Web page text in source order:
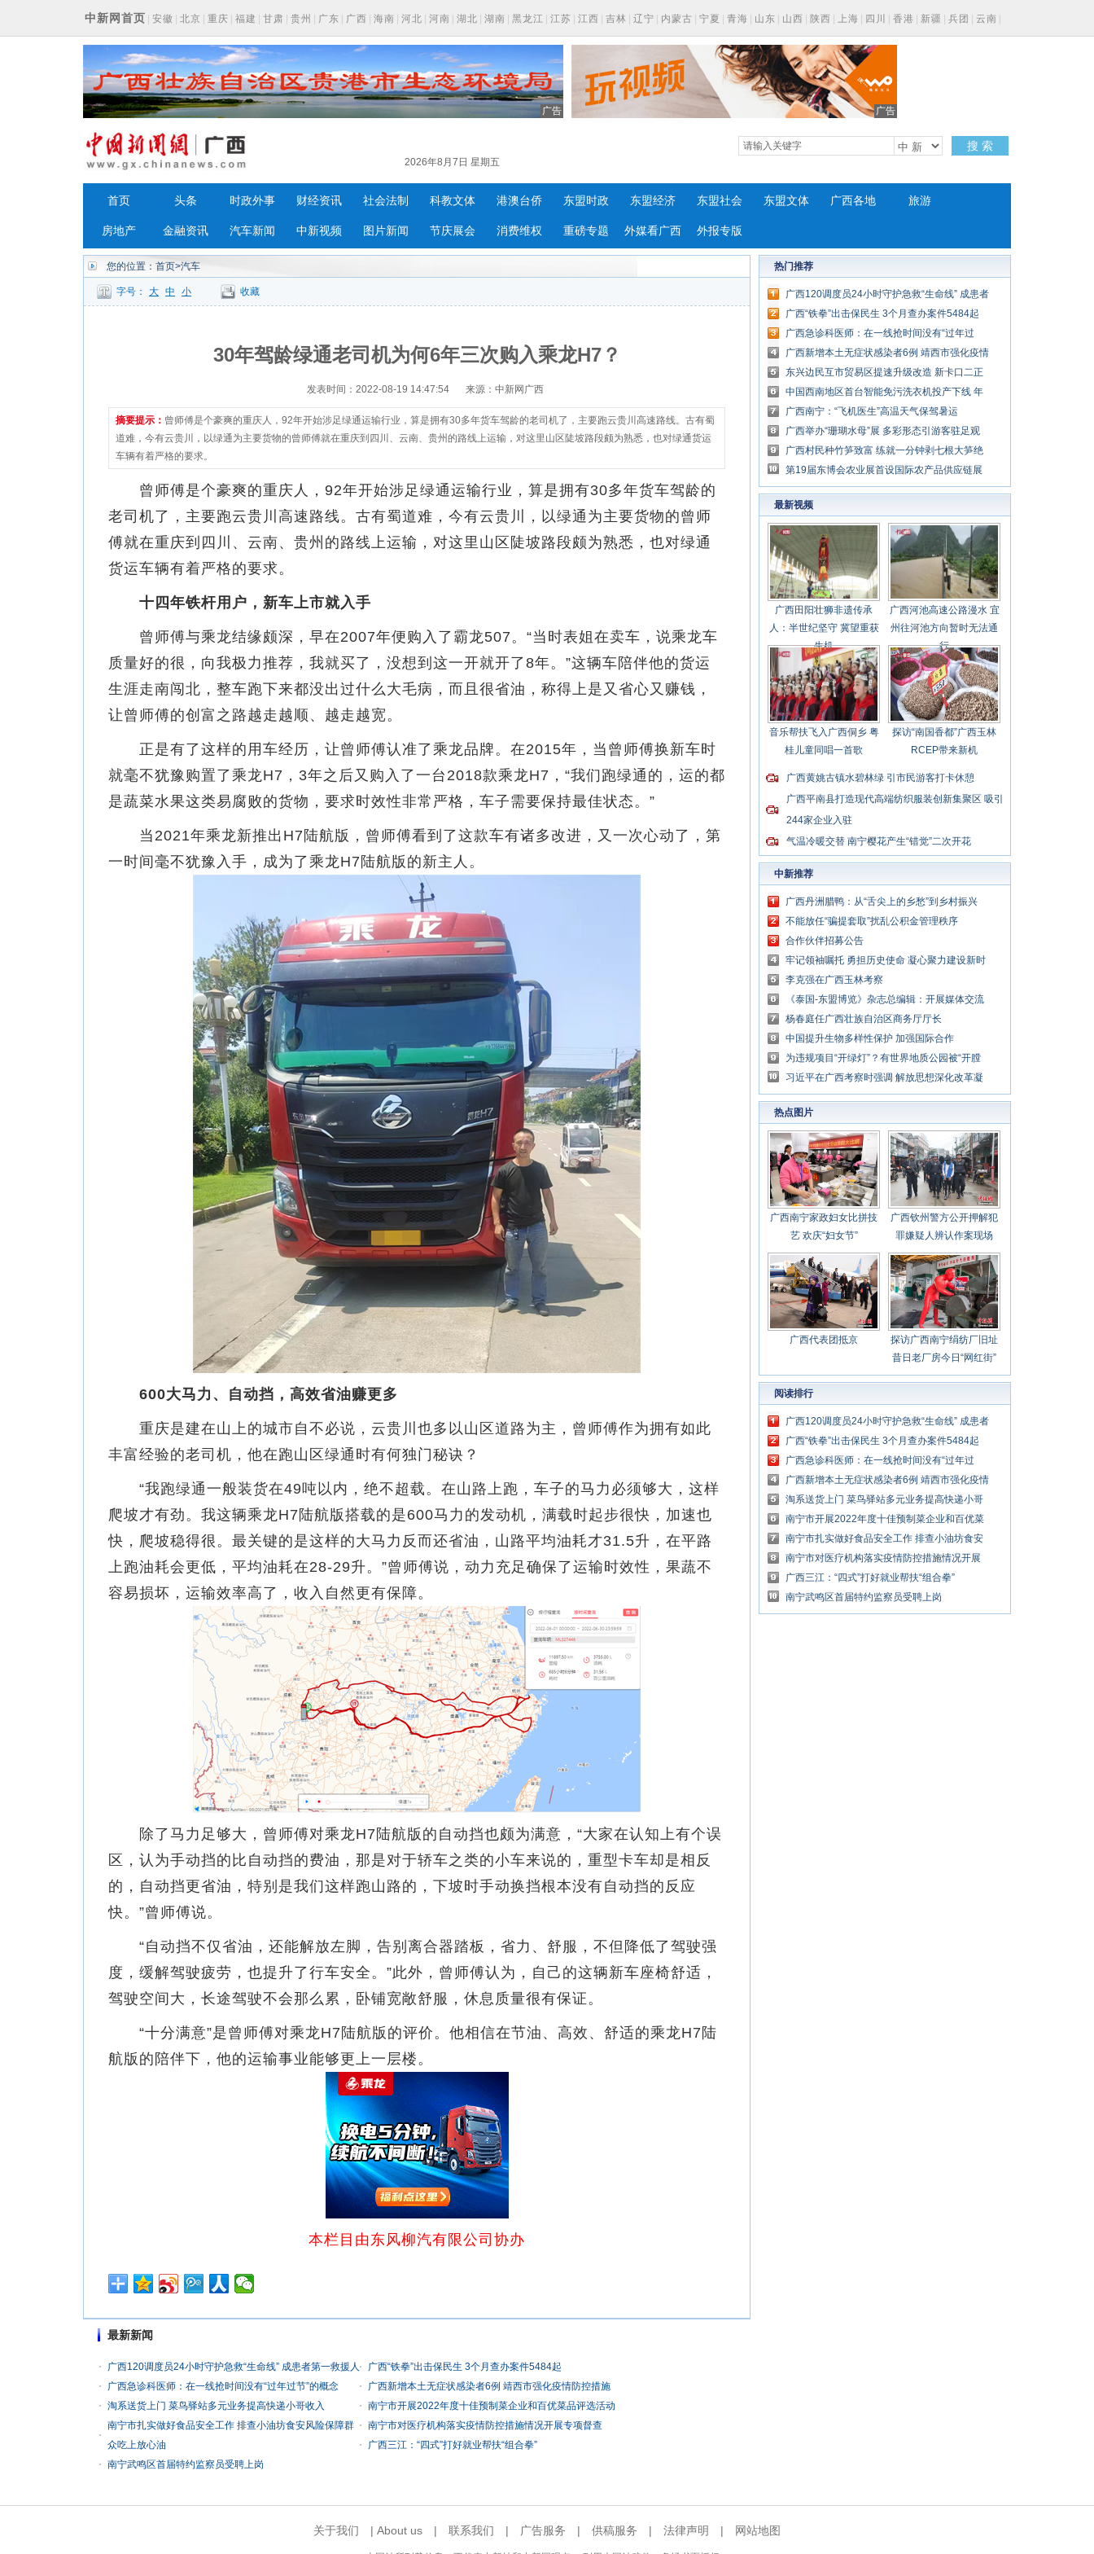
中新网首页 安徽 北京 重庆 福建 甘肃 贵州 广东 广西 海南 河北 河南 湖北 湖南 黑龙江 江苏 江西 吉林 辽宁 内蒙古 宁夏 青海 山东 山西 陕西 上海 四川 香港 新疆 兵团 云南
广告 广告
2026年8月7日 星期五
搜 索
首页 头条 时政外事 财经资讯 社会法制 科教文体 港澳台侨 东盟时政 东盟经济 东盟社会 东盟文体 广西各地 旅游
房地产 金融资讯 汽车新闻 中新视频 图片新闻 节庆展会 消费维权 重磅专题 外媒看广西 外报专版
您的位置： 首页>汽车
字号： 大 中 小 收藏
30年驾龄绿通老司机为何6年三次购入乘龙H7？
发表时间：2022-08-19 14:47:54 来源：中新网广西
摘要提示： 曾师傅是个豪爽的重庆人，92年开始涉足绿通运输行业，算是拥有30多年货车驾龄的老司机了，主要跑云贵川高速路线。古有蜀
道难，今有云贵川，以绿通为主要货物的曾师傅就在重庆到四川、云南、贵州的路线上运输，对这里山区陡坡路段颇为熟悉，也对绿通货运
车辆有着严格的要求。
曾师傅是个豪爽的重庆人，92年开始涉足绿通运输行业，算是拥有30多年货车驾龄的
老司机了，主要跑云贵川高速路线。古有蜀道难，今有云贵川，以绿通为主要货物的曾师
傅就在重庆到四川、云南、贵州的路线上运输，对这里山区陡坡路段颇为熟悉，也对绿通
货运车辆有着严格的要求。
十四年铁杆用户，新车上市就入手
曾师傅与乘龙结缘颇深，早在2007年便购入了霸龙507。“当时表姐在卖车，说乘龙车
质量好的很，向我极力推荐，我就买了，没想到这一开就开了8年。”这辆车陪伴他的货运
生涯走南闯北，整车跑下来都没出过什么大毛病，而且很省油，称得上是又省心又赚钱，
让曾师傅的创富之路越走越顺、越走越宽。
正是有了这样的用车经历，让曾师傅认准了乘龙品牌。在2015年，当曾师傅换新车时
就毫不犹豫购置了乘龙H7，3年之后又购入了一台2018款乘龙H7，“我们跑绿通的，运的都
是蔬菜水果这类易腐败的货物，要求时效性非常严格，车子需要保持最佳状态。”
当2021年乘龙新推出H7陆航版，曾师傅看到了这款车有诸多改进，又一次心动了，第
一时间毫不犹豫入手，成为了乘龙H7陆航版的新主人。
600大马力、自动挡，高效省油赚更多
重庆是建在山上的城市自不必说，云贵川也多以山区道路为主，曾师傅作为拥有如此
丰富经验的老司机，他在跑山区绿通时有何独门秘诀？
“我跑绿通一般装货在49吨以内，绝不超载。在山路上跑，车子的马力必须够大，这样
爬坡才有劲。我这辆乘龙H7陆航版搭载的是600马力的发动机，满载时起步很快，加速也
快，爬坡稳得很。最关键的是这样的大马力反而还省油，山路平均油耗才31.5升，在平路
上跑油耗会更低，平均油耗在28-29升。”曾师傅说，动力充足确保了运输时效性，果蔬不
容易损坏，运输效率高了，收入自然更有保障。
除了马力足够大，曾师傅对乘龙H7陆航版的自动挡也颇为满意，“大家在认知上有个误
区，认为手动挡的比自动挡的费油，那是对于轿车之类的小车来说的，重型卡车却是相反
的，自动挡更省油，特别是我们这样跑山路的，下坡时手动换挡根本没有自动挡的反应
快。”曾师傅说。
“自动挡不仅省油，还能解放左脚，告别离合器踏板，省力、舒服，不但降低了驾驶强
度，缓解驾驶疲劳，也提升了行车安全。”此外，曾师傅认为，自己的这辆新车座椅舒适，
驾驶空间大，长途驾驶不会那么累，卧铺宽敞舒服，休息质量很有保证。
“十分满意”是曾师傅对乘龙H7陆航版的评价。他相信在节油、高效、舒适的乘龙H7陆
航版的陪伴下，他的运输事业能够更上一层楼。
本栏目由东风柳汽有限公司协办
最新新闻
广西120调度员24小时守护急救“生命线” 成患者第一救援人
广西“铁拳”出击保民生 3个月查办案件5484起
广西急诊科医师：在一线抢时间没有“过年过节”的概念
广西新增本土无症状感染者6例 靖西市强化疫情防控措施
淘系送货上门 菜鸟驿站多元业务提高快递小哥收入
南宁市开展2022年度十佳预制菜企业和百优菜品评选活动
南宁市扎实做好食品安全工作 排查小油坊食安风险保障群
众吃上放心油
南宁市对医疗机构落实疫情防控措施情况开展专项督查
广西三江：“四式”打好就业帮扶“组合拳”
南宁武鸣区首届特约监察员受聘上岗
热门推荐
广西120调度员24小时守护急救“生命线” 成患者
第一救援人
广西“铁拳”出击保民生 3个月查办案件5484起
广西急诊科医师：在一线抢时间没有“过年过
节”的概念
广西新增本土无症状感染者6例 靖西市强化疫情
防控措施
东兴边民互市贸易区提速升级改造 新卡口二正
式投入使用
中国西南地区首台智能免污洗衣机投产下线 年
产值达20亿元
广西南宁：“飞机医生”高温天气保驾暑运
广西举办“珊瑚水母”展 多彩形态引游客驻足观
看
广西村民种竹笋致富 练就一分钟剥七根大笋绝
技
第19届东博会农业展首设国际农产品供应链展
区
最新视频
广西田阳壮狮非遗传承
人：半世纪坚守 冀望重获
生机
广西河池高速公路漫水 宜
州往河池方向暂时无法通
行
音乐帮扶飞入广西侗乡 粤
桂儿童同唱一首歌
探访“南国香都”广西玉林
RCEP带来新机
广西黄姚古镇水碧林绿 引市民游客打卡休憩
广西平南县打造现代高端纺织服装创新集聚区 吸引
244家企业入驻
气温冷暖交替 南宁樱花产生“错觉”二次开花
中新推荐
广西丹洲腊鸭：从“舌尖上的乡愁”到乡村振兴
的“利器”
不能放任“骗提套取”扰乱公积金管理秩序
合作伙伴招募公告
牢记领袖嘱托 勇担历史使命 凝心聚力建设新时
代中国特色社会主义壮美广西
李克强在广西玉林考察
《泰国-东盟博览》杂志总编辑：开展媒体交流
讲好中国与东盟合作故事
杨春庭任广西壮族自治区商务厅厅长
中国提升生物多样性保护 加强国际合作
为违规项目“开绿灯”？有世界地质公园被“开膛
破肚”
习近平在广西考察时强调 解放思想深化改革凝
心聚力担当实干 建设新时代中国特色社会主义
壮美
热点图片
广西南宁家政妇女比拼技
艺 欢庆“妇女节”
广西钦州警方公开押解犯
罪嫌疑人辨认作案现场
广西代表团抵京
探访广西南宁绢纺厂旧址
昔日老厂房今日“网红街”
阅读排行
广西120调度员24小时守护急救“生命线” 成患者
第一救援人
广西“铁拳”出击保民生 3个月查办案件5484起
广西急诊科医师：在一线抢时间没有“过年过
节”的概念
广西新增本土无症状感染者6例 靖西市强化疫情
防控措施
淘系送货上门 菜鸟驿站多元业务提高快递小哥
收入
南宁市开展2022年度十佳预制菜企业和百优菜
品评选活动
南宁市扎实做好食品安全工作 排查小油坊食安
风险保障群众吃上放心油
南宁市对医疗机构落实疫情防控措施情况开展
专项督查
广西三江：“四式”打好就业帮扶“组合拳”
南宁武鸣区首届特约监察员受聘上岗
关于我们 | About us | 联系我们 | 广告服务 | 供稿服务 | 法律声明 | 网站地图